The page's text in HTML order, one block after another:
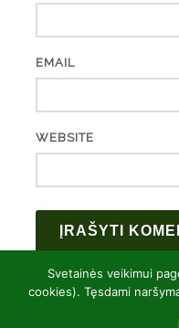
EMAIL
WEBSITE
Svetainės veikimui
cookies). Tęsdami